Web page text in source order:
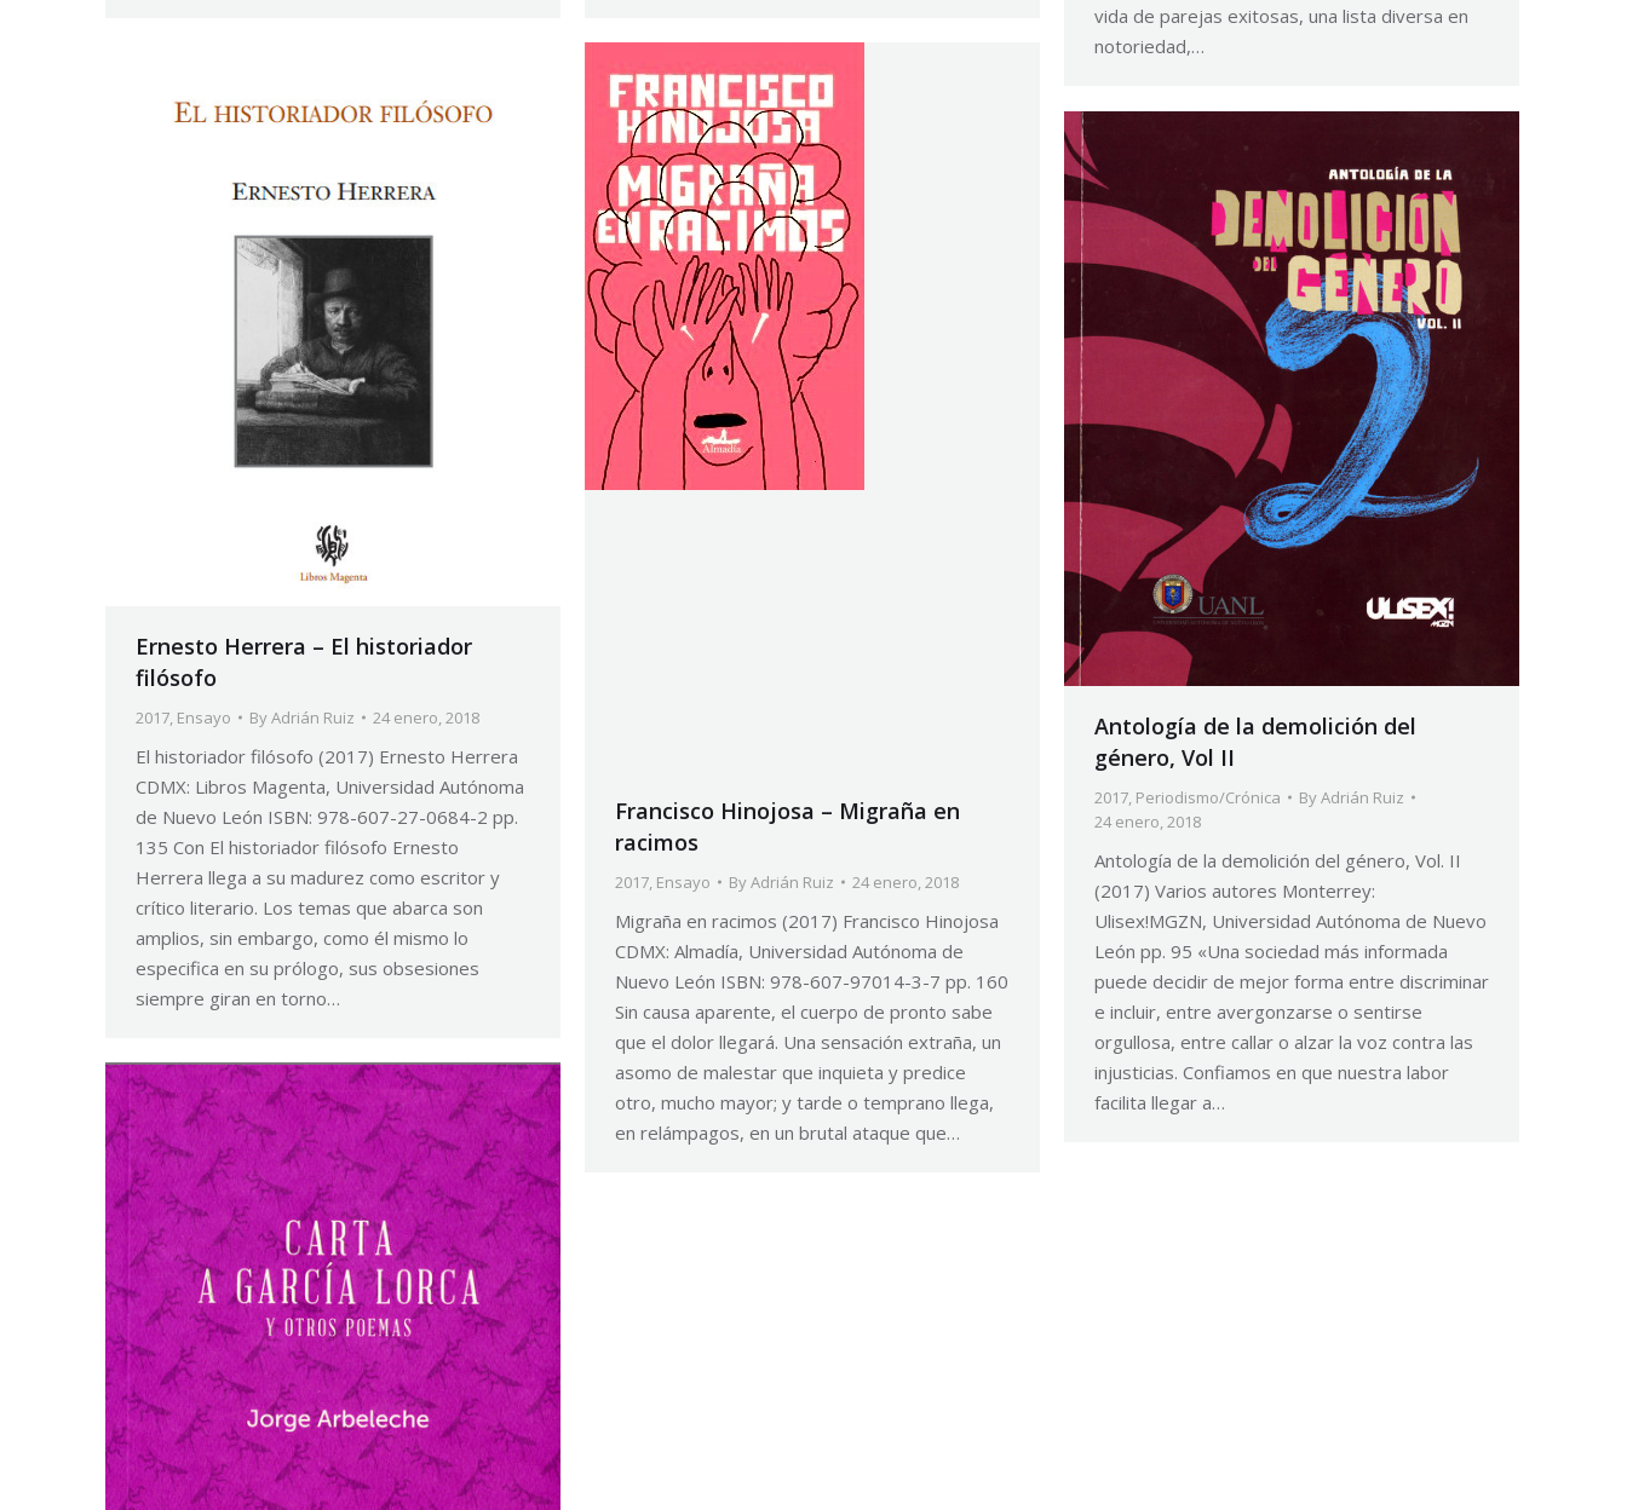
vida de parejas exitosas, una lista diversa en
notoriedad,…
Ernesto Herrera – El historiador
filósofo
2017, Ensayo ByAdrián Ruiz 24 enero, 2018
El historiador filósofo (2017) Ernesto Herrera
CDMX: Libros Magenta, Universidad Autónoma
de Nuevo León ISBN: 978-607-27-0684-2 pp.
135 Con El historiador filósofo Ernesto
Herrera llega a su madurez como escritor y
crítico literario. Los temas que abarca son
amplios, sin embargo, como él mismo lo
especifica en su prólogo, sus obsesiones
siempre giran en torno…
Francisco Hinojosa – Migraña en
racimos
2017, Ensayo ByAdrián Ruiz 24 enero, 2018
Migraña en racimos (2017) Francisco Hinojosa
CDMX: Almadía, Universidad Autónoma de
Nuevo León ISBN: 978-607-97014-3-7 pp. 160
Sin causa aparente, el cuerpo de pronto sabe
que el dolor llegará. Una sensación extraña, un
asomo de malestar que inquieta y predice
otro, mucho mayor; y tarde o temprano llega,
en relámpagos, en un brutal ataque que…
Antología de la demolición del
género, Vol II
2017, Periodismo/Crónica ByAdrián Ruiz
24 enero, 2018
Antología de la demolición del género, Vol. II
(2017) Varios autores Monterrey:
Ulisex!MGZN, Universidad Autónoma de Nuevo
León pp. 95 «Una sociedad más informada
puede decidir de mejor forma entre discriminar
e incluir, entre avergonzarse o sentirse
orgullosa, entre callar o alzar la voz contra las
injusticias. Confiamos en que nuestra labor
facilita llegar a…